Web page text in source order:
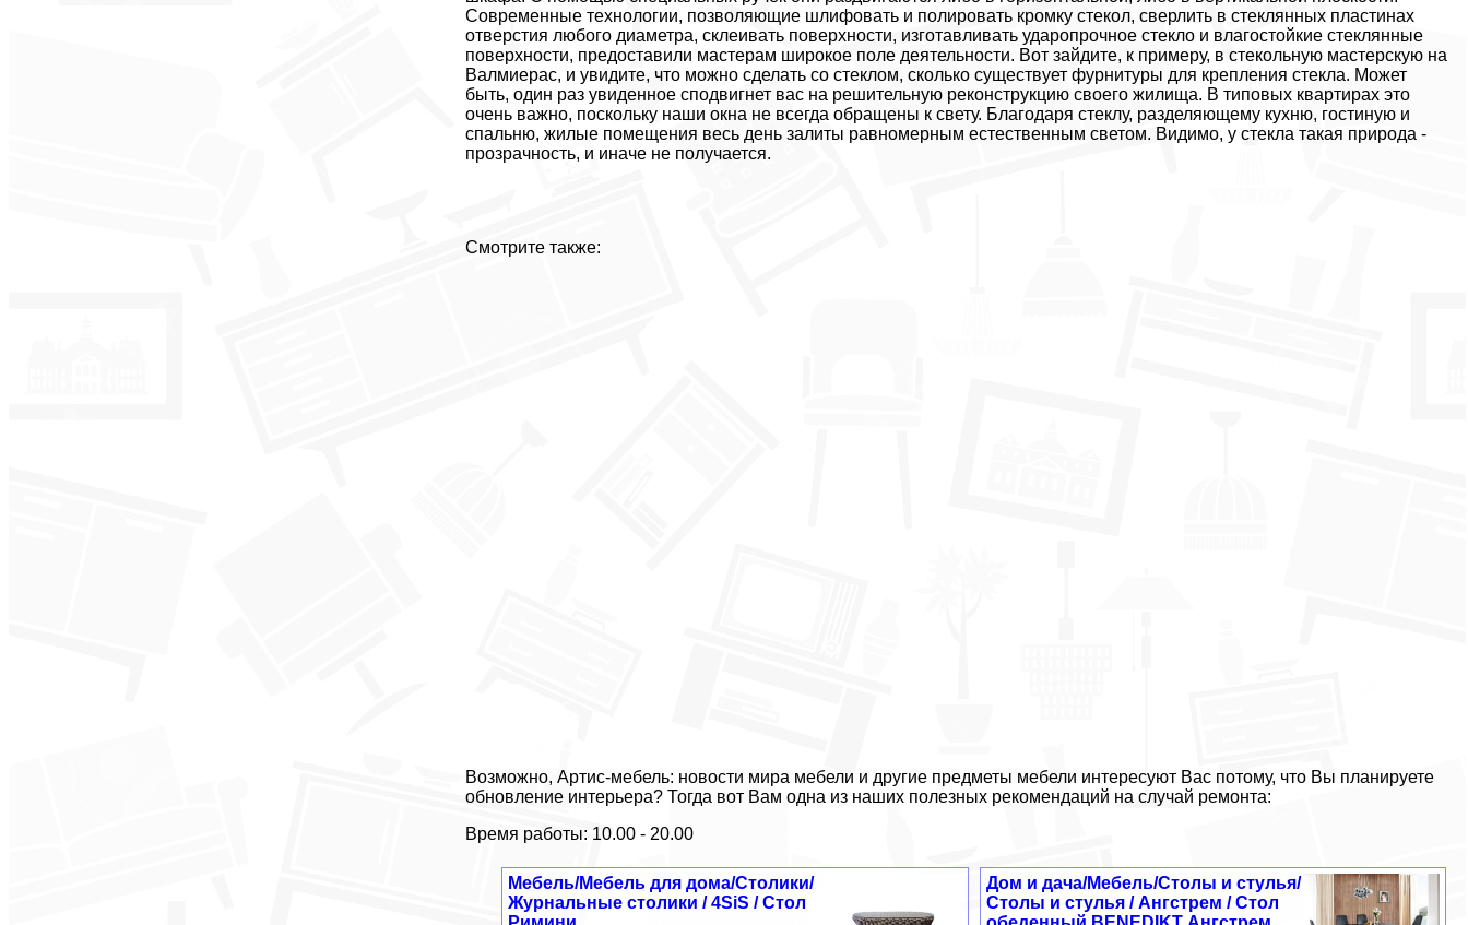
Современные технологии, позволяющие шлифовать и полировать кромку стекол, сверлить в стеклянных пластинах
отверстия любого диаметра, склеивать поверхности, изготавливать ударопрочное стекло и влагостойкие стеклянные
поверхности, предоставили мастерам широкое поле деятельности. Вот зайдите, к примеру, в стекольную мастерскую на
Валмиерас, и увидите, что можно сделать со стеклом, сколько существует фурнитуры для крепления стекла. Может
быть, один раз увиденное сподвигнет вас на решительную реконструкцию своего жилища. В типовых квартирах это
очень важно, поскольку наши окна не всегда обращены к свету. Благодаря стеклу, разделяющему кухню, гостиную и
спальню, жилые помещения весь день залиты равномерным естественным светом. Видимо, у стекла такая природа -
прозрачность, и иначе не получается.
Смотрите также:
Возможно, Артис-мебель: новости мира мебели и другие предметы мебели интересуют Вас потому, что Вы планируете
обновление интерьера? Тогда вот Вам одна из наших полезных рекомендаций на случай ремонта:
Время работы: 10.00 - 20.00
Дом и дача/Мебель/Столы и стулья/
Столы и стулья / Ангстрем / Стол
Мебель/Мебель для дома/Столики/
Журнальные столики / 4SiS / Стол